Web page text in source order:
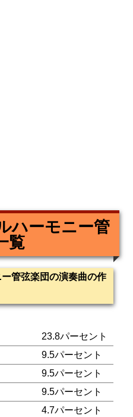
ハーモニー管
覧
管弦楽団の演奏曲の作
23.8パーセント
9.5パーセント
9.5パーセント
9.5パーセント
4.7パーセント